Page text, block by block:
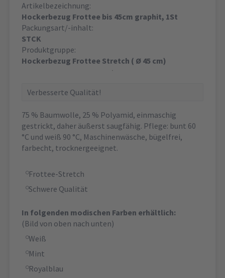
Artikelbezeichnung:
Hockerbezug Frottee bis 45cm graphit, 1St
Packungsart/-inhalt:
STCK
Produktgruppe:
Hockerbezug Frottee Stretch ( Ø 45 cm)
Verbesserte Qualität!
75 % Baumwolle, 25 % Polyamid, einmaschig
gestrickt, daher äußerst saugfähig. Pflege: bunt 60
°C und weiß 90 °C, Maschinenwäsche, bügelfrei,
farbecht, trocknergeeignet.
Frottee-Stretch
Schwere Qualität
In folgenden modischen Farben erhältlich:
(Bild von oben nach unten)
Weiß
Mint
Royalblau